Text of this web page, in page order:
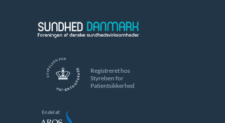
Registreret hos
Styrelsen for
Patientsikkerhed